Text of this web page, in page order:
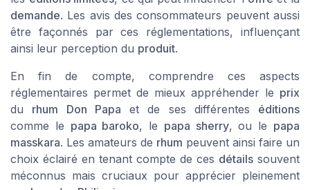
demande. Les avis des consommateurs peuvent aussi
être façonnés par ces réglementations, influençant
ainsi leur perception du produit.
En fin de compte, comprendre ces aspects
réglementaires permet de mieux appréhender le prix
du rhum Don Papa et de ses différentes éditions
comme le papa baroko, le papa sherry, ou le papa
masskara. Les amateurs de rhum peuvent ainsi faire un
choix éclairé en tenant compte de ces détails souvent
méconnus mais cruciaux pour apprécier pleinement